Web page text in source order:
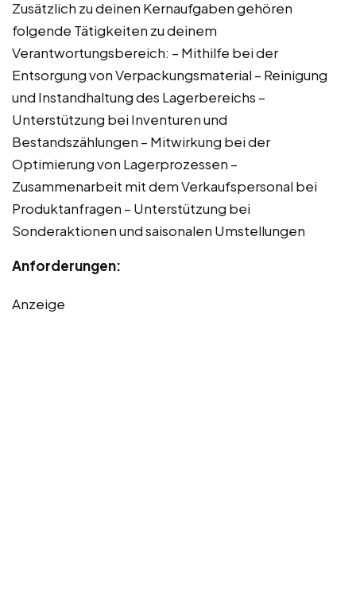
Zusätzlich zu deinen Kernaufgaben gehören
folgende Tätigkeiten zu deinem
Verantwortungsbereich: – Mithilfe bei der
Entsorgung von Verpackungsmaterial – Reinigung
und Instandhaltung des Lagerbereichs –
Unterstützung bei Inventuren und
Bestandszählungen – Mitwirkung bei der
Optimierung von Lagerprozessen –
Zusammenarbeit mit dem Verkaufspersonal bei
Produktanfragen – Unterstützung bei
Sonderaktionen und saisonalen Umstellungen
Anforderungen:
Anzeige